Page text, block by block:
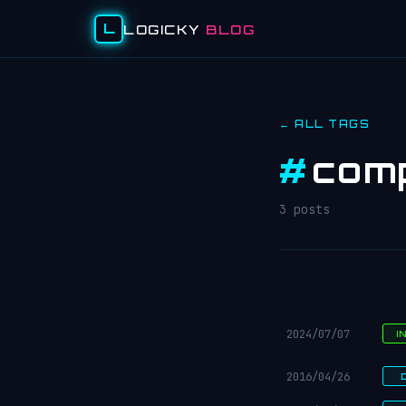
L LOGICKY BLOG
← ALL TAGS
#
3 posts
2024/07/07
2016/04/26